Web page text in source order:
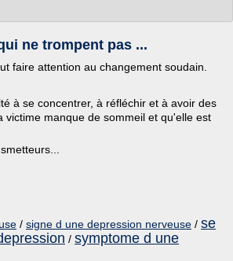
ne trompent pas ...
faire attention au changement soudain.
à se concentrer, à réfléchir et à avoir des
manque de sommeil et qu'elle est
/ signe d une depression nerveuse / se
/ symptome d une